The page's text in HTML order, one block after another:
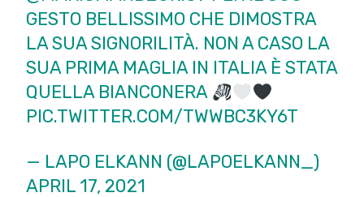
GESTO BELLISSIMO CHE DIMOSTRA
LA SUA SIGNORILITÀ. NON A CASO LA
SUA PRIMA MAGLIA IN ITALIA È STATA
QUELLA BIANCONERA
PIC.TWITTER.COM/TWWBC3KY6T
— LAPO ELKANN (@LAPOELKANN_)
APRIL 17, 2021